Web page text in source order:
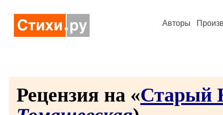
Авторы
Рецензия на «Старый